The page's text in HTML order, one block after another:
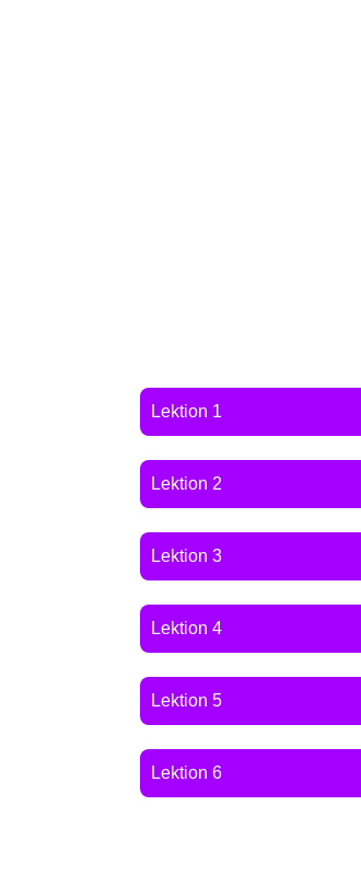
Lektion 1
Lektion 2
Lektion 3
Lektion 4
Lektion 5
Lektion 6